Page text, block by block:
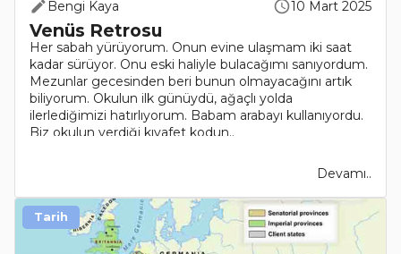
Bengi Kaya 10 Mart 2025
Venüs Retrosu
Her sabah yürüyorum. Onun evine ulaşmam iki saat
kadar sürüyor. Onu eski haliyle bulacağımı sanıyordum.
Mezunlar gecesinden beri bunun olmayacağını artık
biliyorum. Okulun ilk günüydü, ağaçlı yolda
ilerlediğimizi hatırlıyorum. Babam arabayı kullanıyordu.
Biz okulun verdiği kıyafet kodun..
Devamı..
Tarih